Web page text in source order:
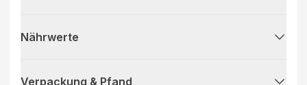
Nährwerte
Verpackung & Pfand